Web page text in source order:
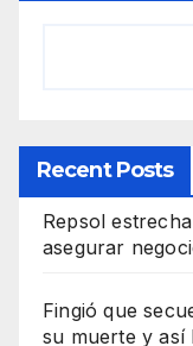
Recent Posts
Repsol
asegurar
Fingió que
su muerte y así